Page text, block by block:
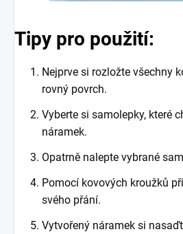
Tipy pro použití:
Nejprve si rozložte všechny
rovný povrch.
Vyberte si samolepky, které
náramek.
Opatrně nalepte vybrané
Pomocí kovových kroužků
svého přání.
Vytvořený náramek si